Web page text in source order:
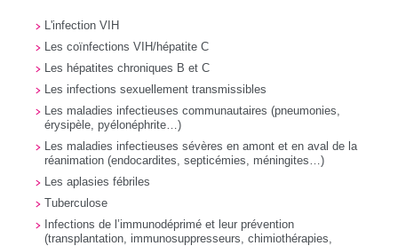
L'infection VIH
Les coïnfections VIH/hépatite C
Les hépatites chroniques B et C
Les infections sexuellement transmissibles
Les maladies infectieuses communautaires (pneumonies,
érysipèle, pyélonéphrite…)
Les maladies infectieuses sévères en amont et en aval de la
réanimation (endocardites, septicémies, méningites…)
Les aplasies fébriles
Tuberculose
Infections de l’immunodéprimé et leur prévention
(transplantation, immunosuppresseurs, chimiothérapies,